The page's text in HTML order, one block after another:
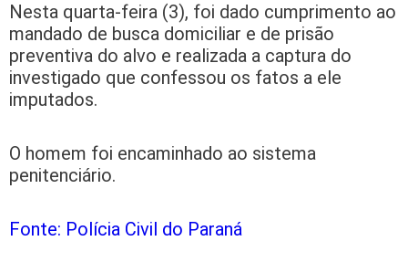
Nesta quarta-feira (3), foi dado cumprimento ao
mandado de busca domiciliar e de prisão
preventiva do alvo e realizada a captura do
investigado que confessou os fatos a ele
imputados.
O homem foi encaminhado ao sistema
penitenciário.
Fonte: Polícia Civil do Paraná